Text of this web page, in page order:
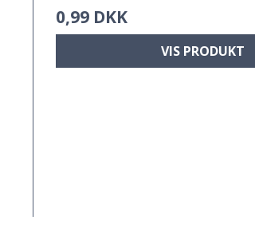
0,99 DKK
VIS PRODUKT